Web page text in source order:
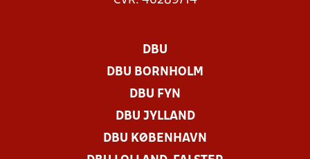
DBU
DBU BORNHOLM
DBU FYN
DBU JYLLAND
DBU KØBENHAVN